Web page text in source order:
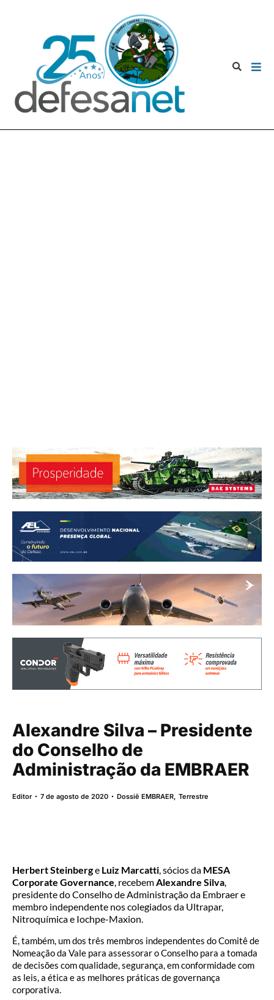
Alexandre Silva – Presidente
do Conselho de
Administração da EMBRAER
Editor 7 de agosto de 2020 Dossiê EMBRAER,Terrestre
Herbert Steinberge Luiz Marcatti, sócios da MESA
Corporate Governance, recebemAlexandre Silva,
presidente do Conselho de Administração da Embraer e
membro independente nos colegiados da Ultrapar,
Nitroquímica e Iochpe-Maxion.
É, também, um dos três membros independentes do Comitê de
Nomeação da Vale para assessorar o Conselho para a tomada
de decisões com qualidade, segurança, em conformidade com
as leis, a ética e as melhores práticas de governança
corporativa.